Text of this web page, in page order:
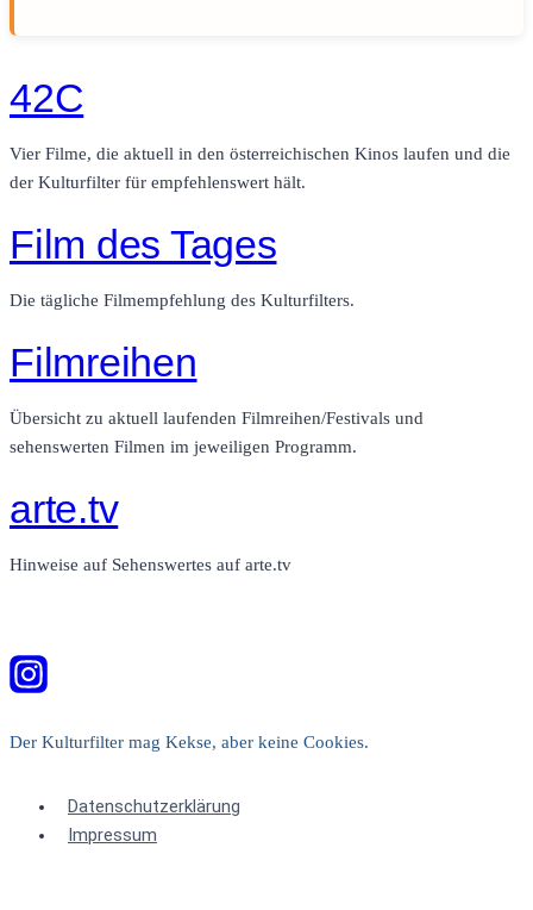
42C
Vier Filme, die aktuell in den österreichischen Kinos laufen und die
der Kulturfilter für empfehlenswert hält.
Film des Tages
Die tägliche Filmempfehlung des Kulturfilters.
Filmreihen
Übersicht zu aktuell laufenden Filmreihen/Festivals und
sehenswerten Filmen im jeweiligen Programm.
arte.tv
Hinweise auf Sehenswertes auf arte.tv
Der Kulturfilter mag Kekse, aber keine Cookies.
Datenschutzerklärung
Impressum